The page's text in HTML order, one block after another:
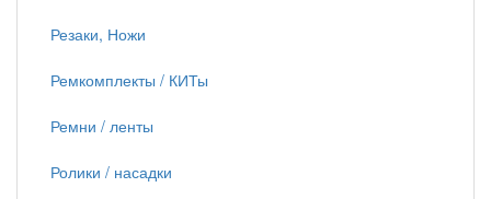
Резаки, Ножи
Ремкомплекты / КИТы
Ремни / ленты
Ролики / насадки